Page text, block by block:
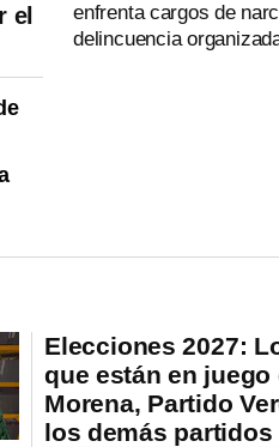
el
enfrenta cargos de
delincuencia
Elecciones 2027:
que están en juego
Morena, Partido
los demás partidos